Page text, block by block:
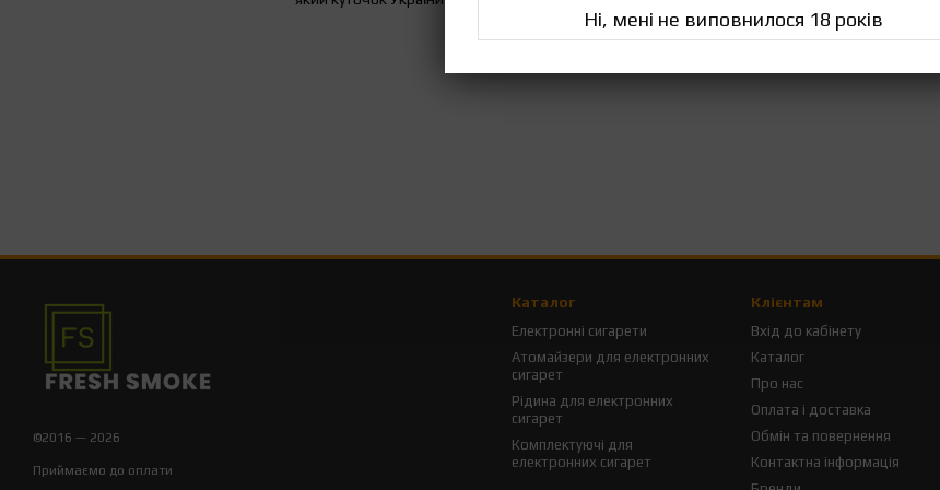
©2016 — 2026
Приймаємо до оплати
Каталог
Електронні сигарети
Атомайзери для електронних
сигарет
Рідина для електронних
сигарет
Комплектуючі для
електронних сигарет
Клієнтам
Вхід до кабінету
Каталог
Про нас
Оплата і доставка
Обмін та повернення
Контактна інформація
Ні, мені не виповнилося 18 років